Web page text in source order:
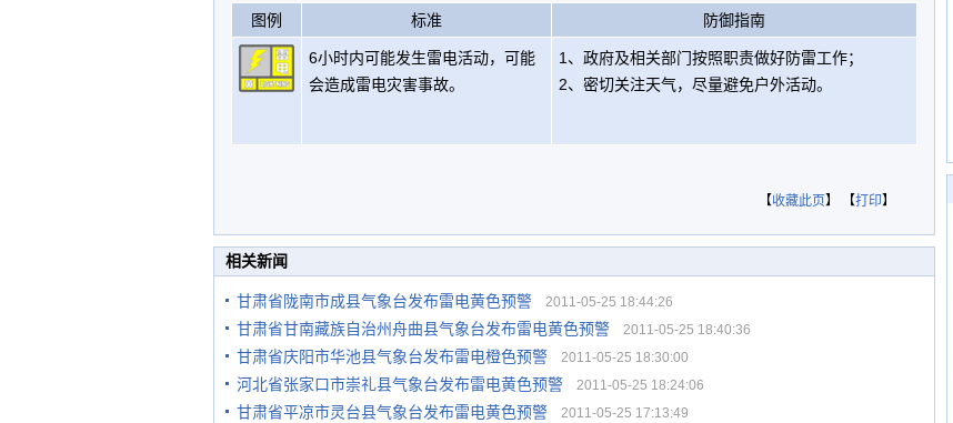
图例 标准 防御指南
6小时内可能发生雷电活动，可能
会造成雷电灾害事故。
1、政府及相关部门按照职责做好防雷工作；
2、密切关注天气，尽量避免户外活动。
【收藏此页】 【打印】
相关新闻
甘肃省陇南市成县气象台发布雷电黄色预警 2011-05-25 18:44:26
甘肃省甘南藏族自治州舟曲县气象台发布雷电黄色预警 2011-05-25 18:40:36
甘肃省庆阳市华池县气象台发布雷电橙色预警 2011-05-25 18:30:00
河北省张家口市崇礼县气象台发布雷电黄色预警 2011-05-25 18:24:06
甘肃省平凉市灵台县气象台发布雷电黄色预警 2011-05-25 17:13:49